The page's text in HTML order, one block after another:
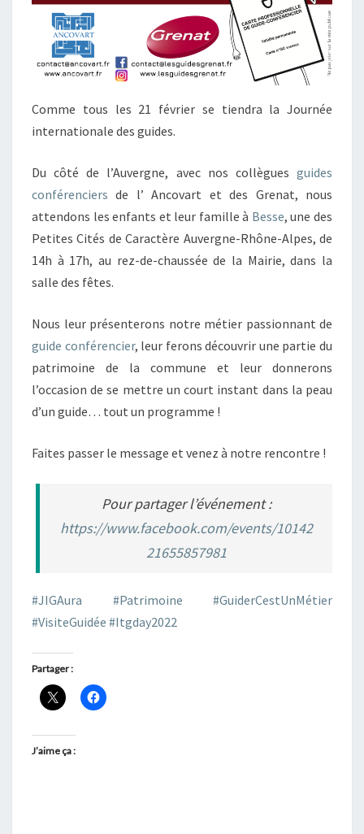
Comme tous les 21 février se tiendra la Journée
internationale des guides.
Du côté de l’Auvergne, avec nos collègues guides
conférenciers de l’ Ancovart et des Grenat, nous
attendons les enfants et leur famille à Besse, une des
Petites Cités de Caractère Auvergne-Rhône-Alpes, de
14h à 17h, au rez-de-chaussée de la Mairie, dans la
salle des fêtes.
Nous leur présenterons notre métier passionnant de
guide conférencier, leur ferons découvrir une partie du
patrimoine de la commune et leur donnerons
l’occasion de se mettre un court instant dans la peau
d’un guide… tout un programme !
Faites passer le message et venez à notre rencontre !
Pour partager l’événement :
https://www.facebook.com/events/10142
21655857981
#JIGAura #Patrimoine #GuiderCestUnMétier
#VisiteGuidée #Itgday2022
Partager :
J’aime ça :